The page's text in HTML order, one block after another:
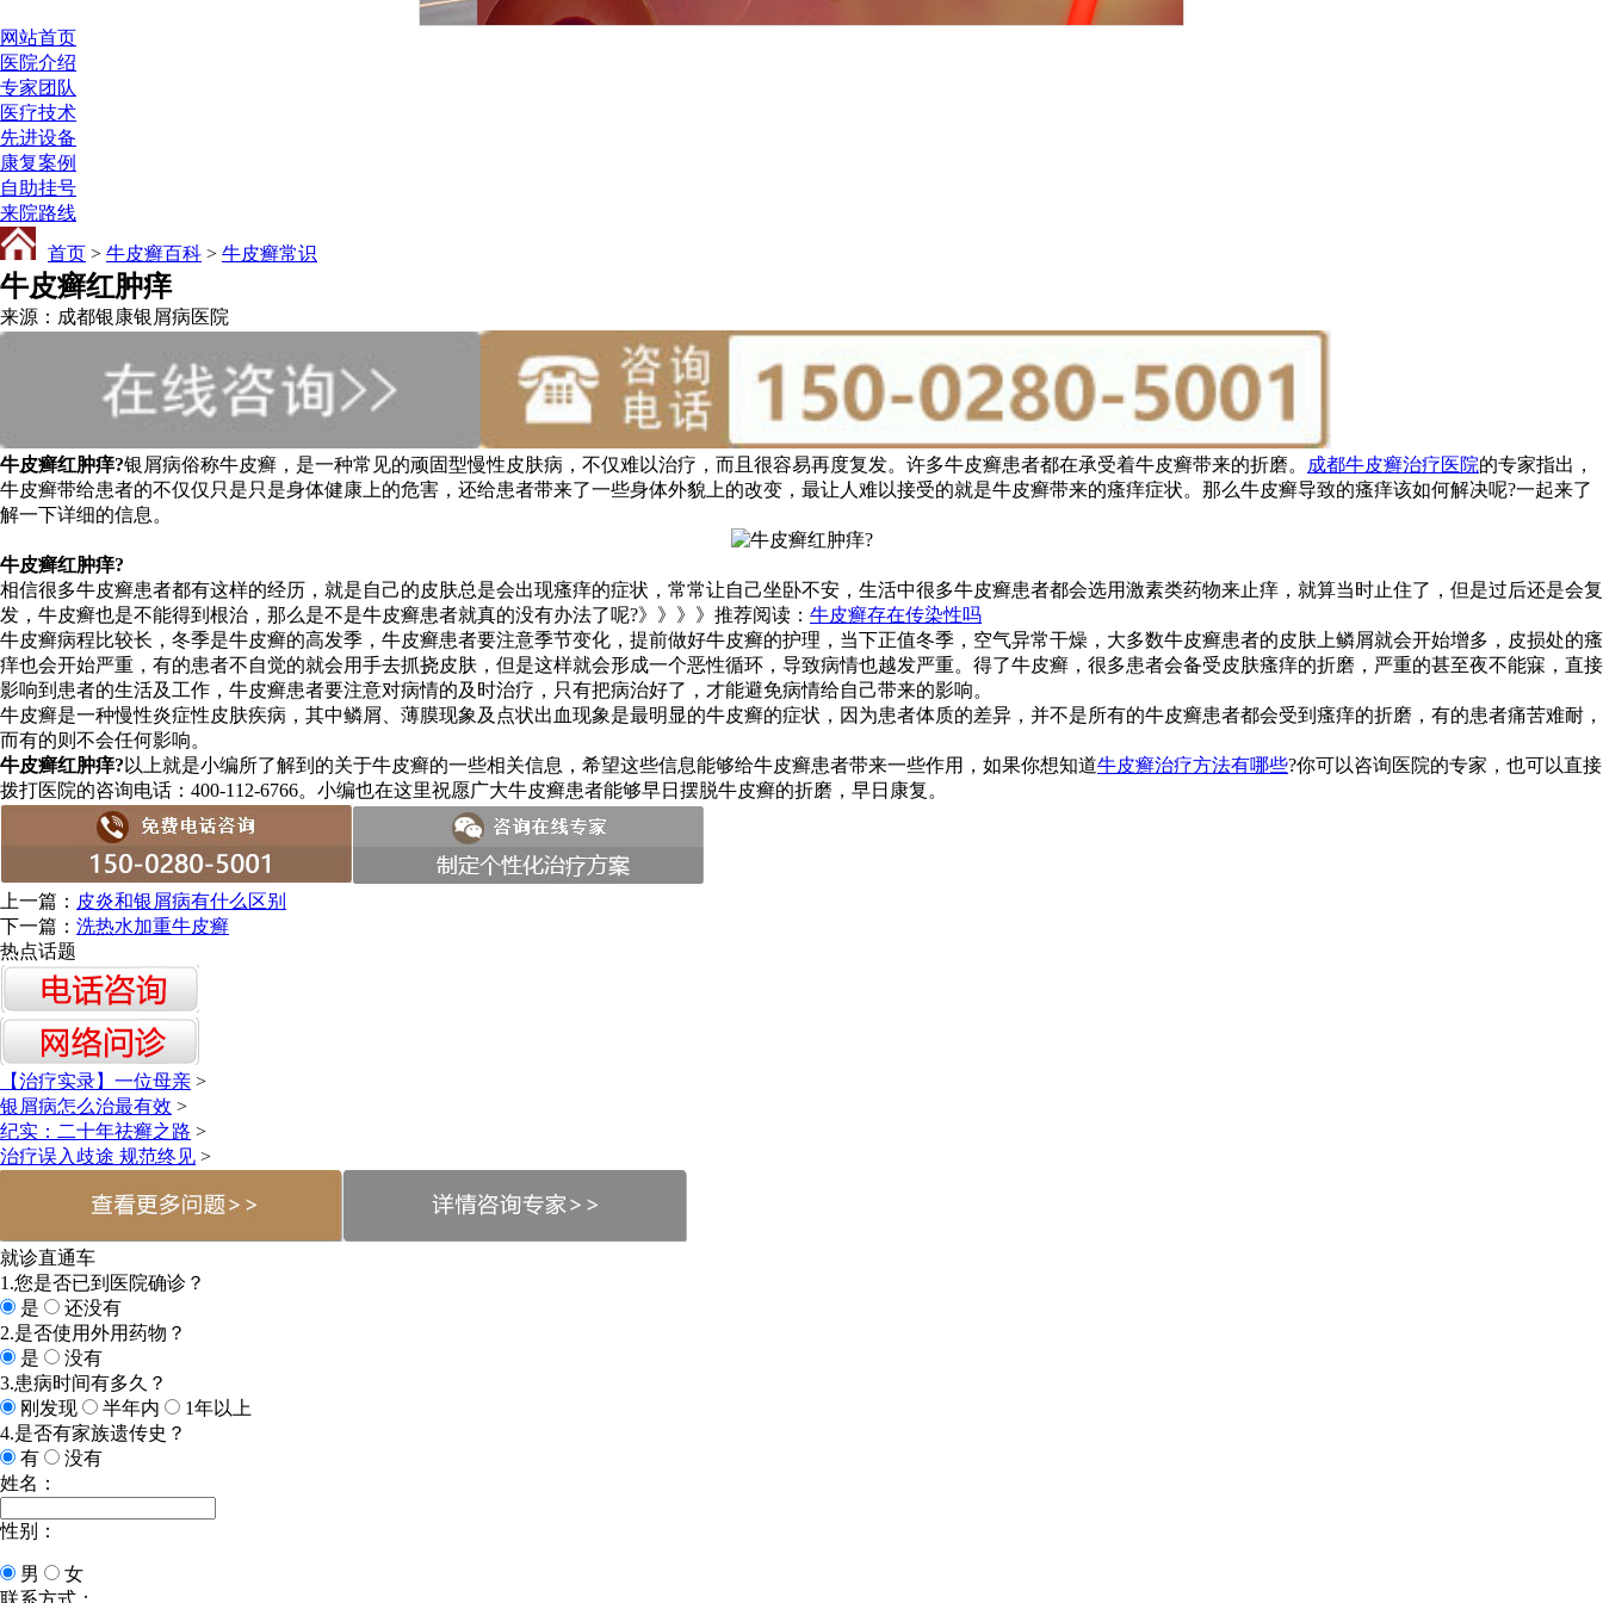
网站首页
医院介绍
专家团队
医疗技术
先进设备
康复案例
自助挂号
来院路线
首页 > 牛皮癣百科 > 牛皮癣常识
牛皮癣红肿痒
来源：成都银康银屑病医院
牛皮癣红肿痒?银屑病俗称牛皮癣，是一种常见的顽固型慢性皮肤病，不仅难以治疗，而且很容易再度复发。许多牛皮癣患者都在承受着牛皮癣带来的折磨。 成都牛皮癣治疗医院的专家指出，
牛皮癣带给患者的不仅仅只是只是身体健康上的危害，还给患者带来了一些身体外貌上的改变，最让人难以接受的就是牛皮癣带来的瘙痒症状。那么牛皮癣导致的瘙痒该如何解决呢?一起来了
解一下详细的信息。
牛皮癣红肿痒?
相信很多牛皮癣患者都有这样的经历，就是自己的皮肤总是会出现瘙痒的症状，常常让自己坐卧不安，生活中很多牛皮癣患者都会选用激素类药物来止痒，就算当时止住了，但是过后还是会复
发，牛皮癣也是不能得到根治，那么是不是牛皮癣患者就真的没有办法了呢?》》》》推荐阅读： 牛皮癣存在传染性吗
牛皮癣病程比较长，冬季是牛皮癣的高发季，牛皮癣患者要注意季节变化，提前做好牛皮癣的护理，当下正值冬季，空气异常干燥，大多数牛皮癣患者的皮肤上鳞屑就会开始增多，皮损处的瘙
痒也会开始严重，有的患者不自觉的就会用手去抓挠皮肤，但是这样就会形成一个恶性循环，导致病情也越发严重。得了牛皮癣，很多患者会备受皮肤瘙痒的折磨，严重的甚至夜不能寐，直接
影响到患者的生活及工作，牛皮癣患者要注意对病情的及时治疗，只有把病治好了，才能避免病情给自己带来的影响。
牛皮癣是一种慢性炎症性皮肤疾病，其中鳞屑、薄膜现象及点状出血现象是最明显的牛皮癣的症状，因为患者体质的差异，并不是所有的牛皮癣患者都会受到瘙痒的折磨，有的患者痛苦难耐，
而有的则不会任何影响。
牛皮癣红肿痒? 以上就是小编所了解到的关于牛皮癣的一些相关信息，希望这些信息能够给牛皮癣患者带来一些作用，如果你想知道牛皮癣治疗方法有哪些?你可以咨询医院的专家，也可以直接
拨打医院的咨询电话：400-112-6766。小编也在这里祝愿广大牛皮癣患者能够早日摆脱牛皮癣的折磨，早日康复。
上一篇： 皮炎和银屑病有什么区别
下一篇： 洗热水加重牛皮癣
热点话题
【治疗实录】一位母亲 >
银屑病怎么治最有效 >
纪实：二十年祛癣之路 >
治疗误入歧途 规范终见 >
就诊直通车
1.您是否已到医院确诊？
是
还没有
2.是否使用外用药物？
是
没有
3.患病时间有多久？
刚发现
半年内
1年以上
4.是否有家族遗传史？
有
没有
姓名：
性别：
男
女
联系方式：